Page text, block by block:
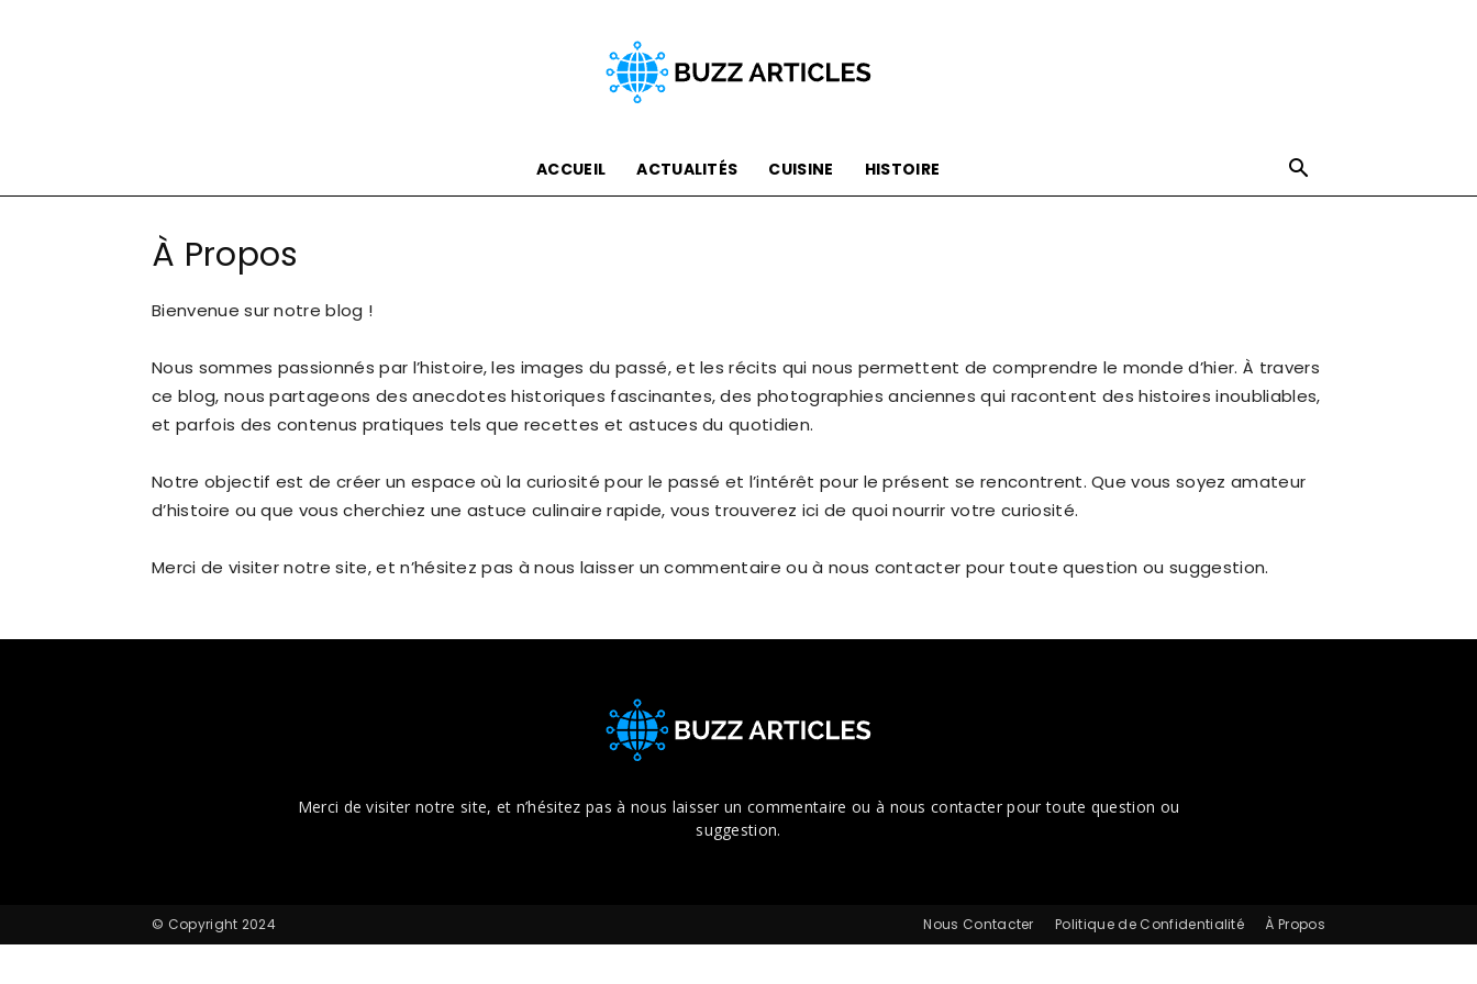
Buzz
ACCUEIL ACTUALITÉS CUISINE HISTOIRE
À Propos
Bienvenue sur notre blog !
Nous sommes passionnés par l’histoire, les images du passé, et les récits qui nous permettent de comprendre le monde d’hier. À travers
ce blog, nous partageons des anecdotes historiques fascinantes, des photographies anciennes qui racontent des histoires inoubliables,
et parfois des contenus pratiques tels que recettes et astuces du quotidien.
Notre objectif est de créer un espace où la curiosité pour le passé et l’intérêt pour le présent se rencontrent. Que vous soyez amateur
d’histoire ou que vous cherchiez une astuce culinaire rapide, vous trouverez ici de quoi nourrir votre curiosité.
Merci de visiter notre site, et n’hésitez pas à nous laisser un commentaire ou à nous contacter pour toute question ou suggestion.
Merci de visiter notre site, et n’hésitez pas à nous laisser un commentaire ou à nous contacter pour toute question ou
suggestion.
Nous Contacter Politique de Confidentialité À Propos
© Copyright 2024